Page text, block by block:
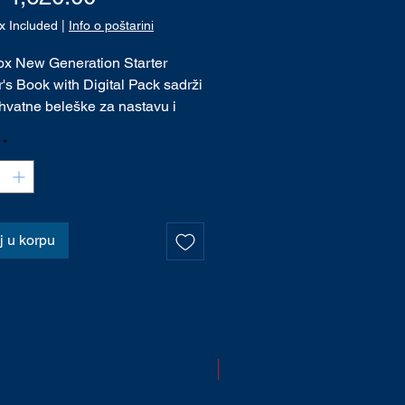
Included Info o poštarini
New Generation Starter
Book with Digital Pack sadrži
beleške za nastavu i
aktivnosti, ideje za nastavu i
kod za pristup digitalnom
kako bi inspirisao i nastavnike
*
u korpu